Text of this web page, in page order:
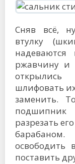
Сняв всё,
втулку
ржавчину и
открылись
шлифовать
заменить.
разрезать
освободить
поставить